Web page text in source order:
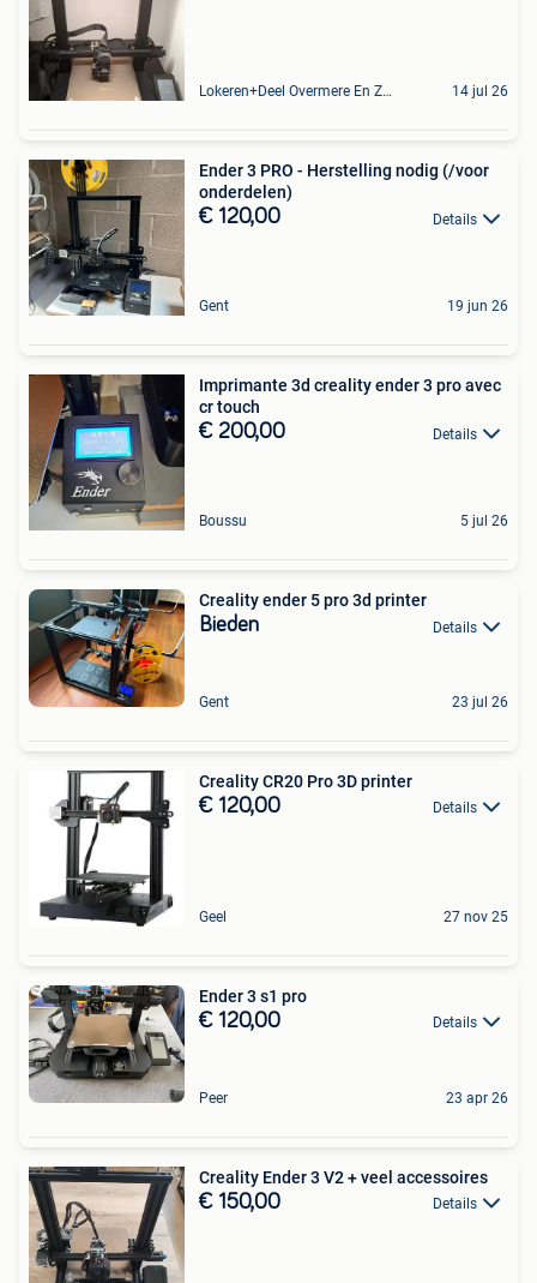
Lokeren+Deel Overmere En Zele 14 jul 26
Ender 3 PRO - Herstelling nodig (/voor
onderdelen)
€ 120,00 Details
Gent 19 jun 26
Imprimante 3d creality ender 3 pro avec
cr touch
€ 200,00 Details
Boussu 5 jul 26
Creality ender 5 pro 3d printer
Bieden Details
Gent 23 jul 26
Creality CR20 Pro 3D printer
€ 120,00 Details
Geel 27 nov 25
Ender 3 s1 pro
€ 120,00 Details
Peer 23 apr 26
Creality Ender 3 V2 + veel accessoires
€ 150,00 Details